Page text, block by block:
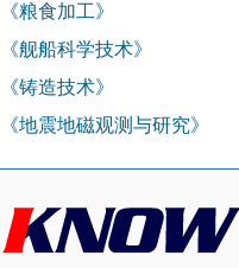
《粮食加工》
《舰船科学技术》
《铸造技术》
《地震地磁观测与研究》